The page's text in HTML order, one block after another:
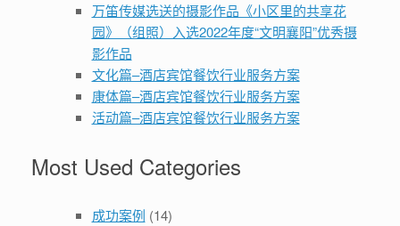
万笛传媒选送的摄影作品《小区里的共享花
园》（组照）入选2022年度“文明襄阳”优秀摄
影作品
文化篇–酒店宾馆餐饮行业服务方案
康体篇–酒店宾馆餐饮行业服务方案
活动篇–酒店宾馆餐饮行业服务方案
Most Used Categories
成功案例 (14)